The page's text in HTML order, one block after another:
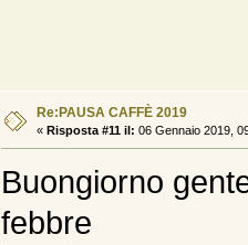
Re:PAUSA CAFFÈ 2019
« Risposta #11 il: 06 Gennaio 2019,
Buongiorno
febbre